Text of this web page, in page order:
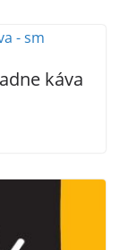
káva